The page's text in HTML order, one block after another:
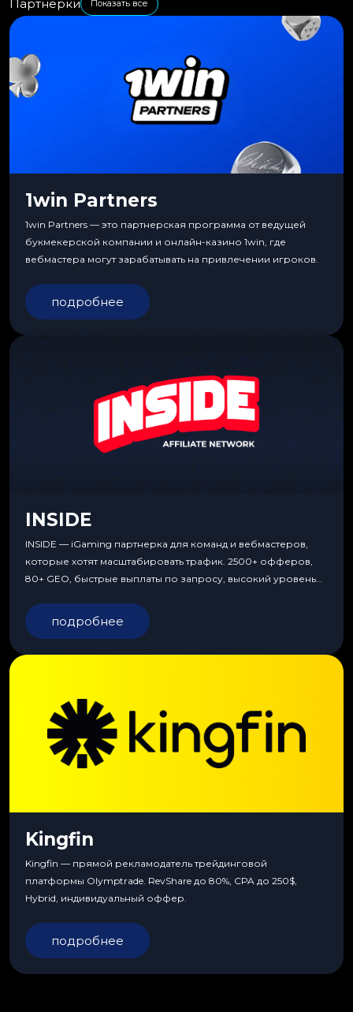
Партнерки Показать все
1win Partners
1win Partners — это партнерская программа от ведущей
букмекерской компании и онлайн-казино 1win, где
вебмастера могут зарабатывать на привлечении игроков.
подробнее
INSIDE
INSIDE — iGaming партнерка для команд и вебмастеров,
которые хотят масштабировать трафик. 2500+ офферов,
80+ GEO, быстрые выплаты по запросу, высокий уровень
подробнее
Kingfin
Kingfin — прямой рекламодатель трейдинговой
платформы Olymptrade. RevShare до 80%, CPA до 250$,
Hybrid, индивидуальный оффер.
подробнее